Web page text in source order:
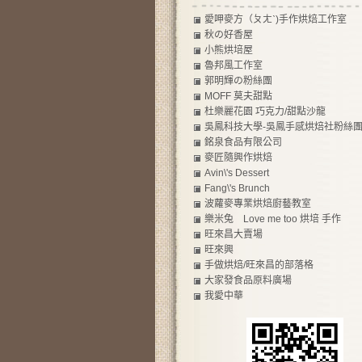
愛呷麥方（ㄆㄤˋ)手作烘焙工作室
秋の好香屋
小熊烘培屋
魯邦風工作室
郭明輝の粉絲團
MOFF 莫夫甜點
杜樂麗花園 巧克力/甜點沙龍
吳鳳科技大學-吳鳳手感烘焙社粉絲團
銘泉食品有限公司
麥匠隨興作烘焙
Avin\'s Dessert
Fang\'s Brunch
波蘿麥專業烘焙廚藝教室
樂米兔 Love me too 烘培 手作
旺來昌大賣場
旺來興
手做烘焙/旺來昌的部落格
大家發食品原料廣場
我愛中華